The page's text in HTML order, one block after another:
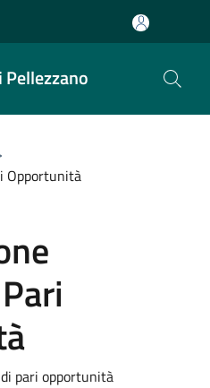
Pellezzano
Opportunità
pari opportunità